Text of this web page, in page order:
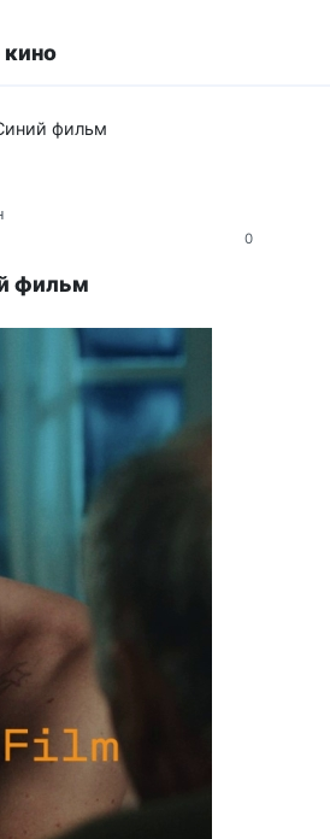
кино
фильм
0
фильм